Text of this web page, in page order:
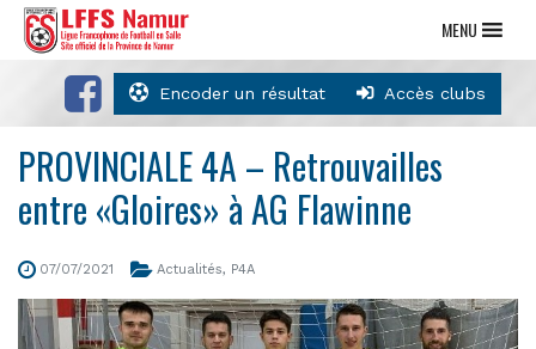
Encoder un résultat Accès clubs
MENU
PROVINCIALE 4A – Retrouvailles
entre «Gloires» à AG Flawinne
07/07/2021 Actualités, P4A